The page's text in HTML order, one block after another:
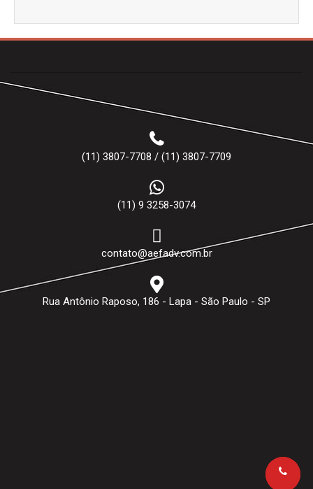
(11) 3807-7708 / (11) 3807-7709
(11) 9 3258-3074
contato@aefadv.com.br
Rua Antônio Raposo, 186 - Lapa - São Paulo - SP